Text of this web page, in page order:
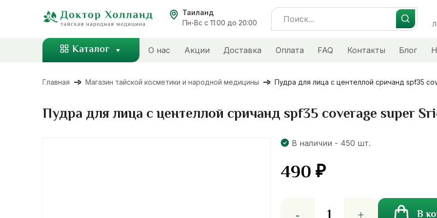
Таиланд
Пн-Вс с 11:00 до 20:00
Search
for:
Каталог О нас Акции Доставка Оплата FAQ Контакты Блог
Главная Магазин тайской косметики и народной медицины Пудра для лица с центеллой сричанд spf35
Пудра для лица с центеллой сричанд spf35 coverage super
В наличии - 450 шт.
490₽
товара
В